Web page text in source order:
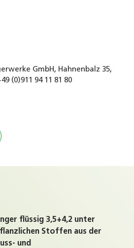
GmbH, Hahnenbalz 35,
(0)911 94 11 81 80
flüssig 3,5+4,2 unter
Stoffen aus der
und